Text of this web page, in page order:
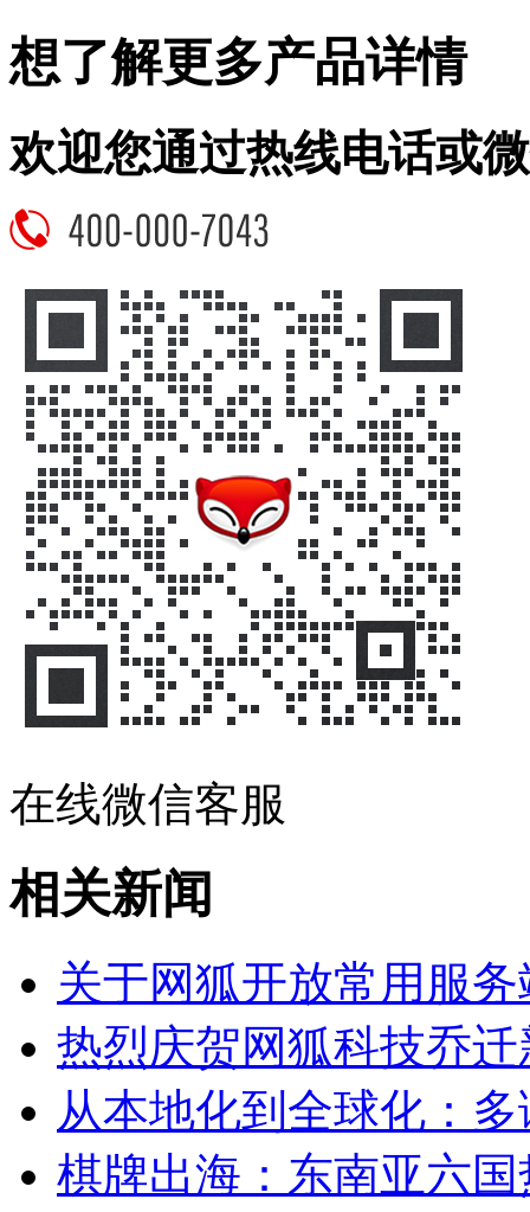
想了解更多产品详情
欢迎您通过热线电话或
在线微信客服
相关新闻
关于网狐开放常用服
热烈庆贺网狐科技乔迁
从本地化到全球化：
棋牌出海：东南亚六